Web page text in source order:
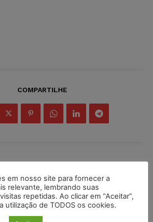
COMPARTILHE
em nosso site para fornecer a
relevante, lembrando suas
repetidas. Ao clicar em “Aceitar”,
utilização de TODOS os cookies.